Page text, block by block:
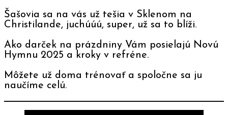
Šašovia sa na vás už tešia v Sklenom na
Christilande, juchúúú, super, už sa to blíži.
Ako darček na prázdniny Vám posielajú Novú
Hymnu 2025 a kroky v refréne.
Môžete už doma trénovať a spoločne sa ju
naučíme celú.